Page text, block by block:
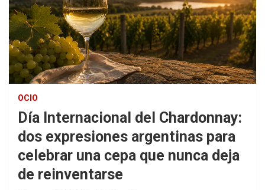
OCIO
Día Internacional del Chardonnay:
dos expresiones argentinas para
celebrar una cepa que nunca deja
de reinventarse